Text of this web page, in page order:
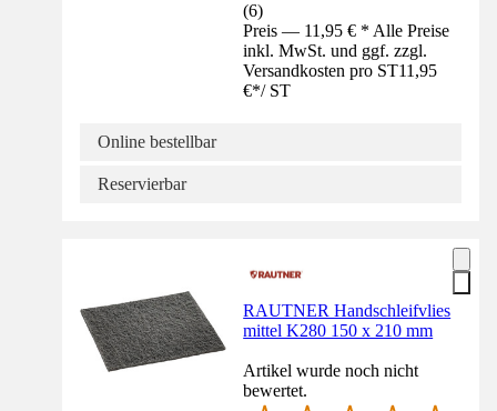
(6)
Preis — 11,95 € * Alle Preise
inkl. MwSt. und ggf. zzgl.
Versandkosten pro ST11,95
€*/ ST
Online bestellbar
Reservierbar
RAUTNER Handschleifvlies
mittel K280 150 x 210 mm
Artikel wurde noch nicht
bewertet.